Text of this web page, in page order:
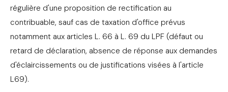
régulière d'une proposition de rectification au
contribuable, sauf cas de taxation d'office prévus
notamment aux articles L. 66 à L. 69 du LPF (défaut ou
retard de déclaration, absence de réponse aux demandes
d'éclaircissements ou de justifications visées à l'article
L69).